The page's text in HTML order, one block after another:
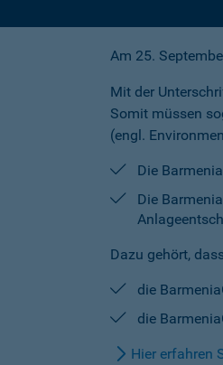
Am 25.
Mit der
Somit müssen
(engl.
Die
Die
Dazu gehört,
die
die
Hier erfahren